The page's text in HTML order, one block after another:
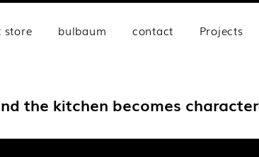
store bulbaum contact Projects
the kitchen becomes character